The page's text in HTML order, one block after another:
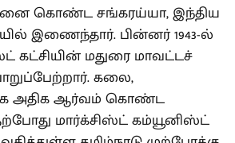
கொண்ட சங்கரய்யா, இந்திய
இணைந்தார். பின்னர் 1943-ல்
கட்சியின் மதுரை மாவட்டச்
கலை,
அதிக ஆர்வம் கொண்ட
மார்க்சிஸ்ட் கம்யூனிஸ்ட்